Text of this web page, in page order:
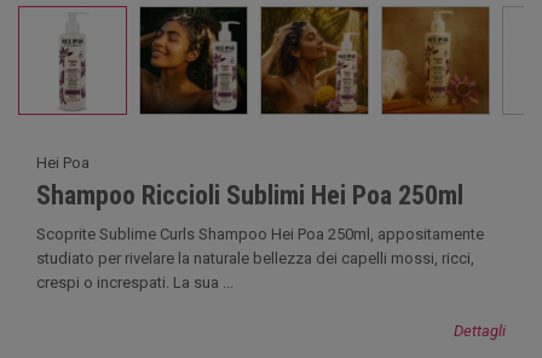
Hei Poa
Shampoo Riccioli Sublimi Hei Poa 250ml
Scoprite Sublime Curls Shampoo Hei Poa 250ml, appositamente
studiato per rivelare la naturale bellezza dei capelli mossi, ricci,
crespi o increspati. La sua ...
Dettagli